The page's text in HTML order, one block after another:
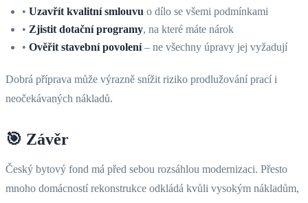
• Uzavřít kvalitní smlouvu o dílo se všemi podmínkami
• Zjistit dotační programy, na které máte nárok
• Ověřit stavební povolení– ne všechny úpravy jej vyžadují
Dobrá příprava může výrazně snížit riziko prodlužování prací i
neočekávaných nákladů.
🎯 Závěr
Český bytový fond má před sebou rozsáhlou modernizaci. Přesto
mnoho domácností rekonstrukce odkládá kvůli vysokým nákladům,